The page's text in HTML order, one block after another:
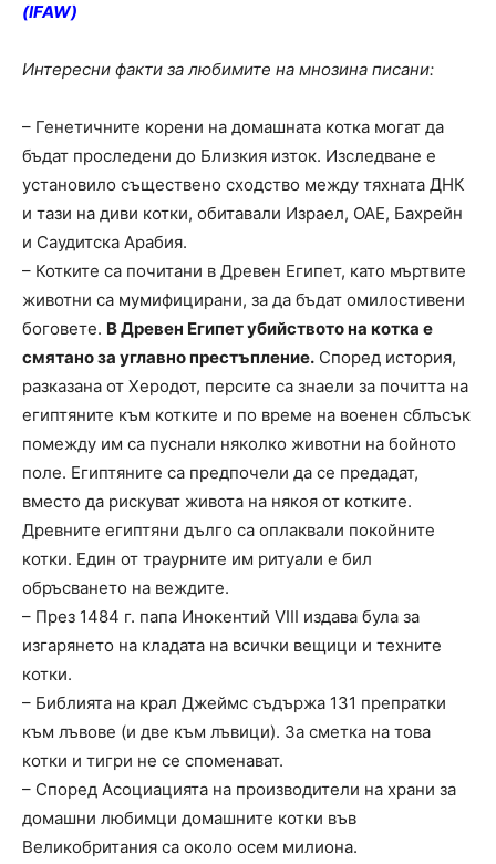
(IFAW)
Интересни факти за любимите на мнозина писани:
– Генетичните корени на домашната котка могат да
бъдат проследени до Близкия изток. Изследване е
установило съществено сходство между тяхната ДНК
и тази на диви котки, обитавали Израел, ОАЕ, Бахрейн
и Саудитска Арабия.
– Котките са почитани в Древен Египет, като мъртвите
животни са мумифицирани, за да бъдат омилостивени
боговете. В Древен Египет убийството на котка е
смятано за углавно престъпление. Според история,
разказана от Херодот, персите са знаели за почитта на
египтяните към котките и по време на военен сблъсък
помежду им са пуснали няколко животни на бойното
поле. Египтяните са предпочели да се предадат,
вместо да рискуват живота на някоя от котките.
Древните египтяни дълго са оплаквали покойните
котки. Един от траурните им ритуали е бил
обръсването на веждите.
– През 1484 г. папа Инокентий VIII издава була за
изгарянето на кладата на всички вещици и техните
котки.
– Библията на крал Джеймс съдържа 131 препратки
към лъвове (и две към лъвици). За сметка на това
котки и тигри не се споменават.
– Според Асоциацията на производители на храни за
домашни любимци домашните котки във
Великобритания са около осем милиона.